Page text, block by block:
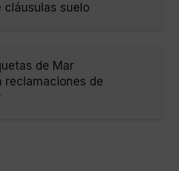
cláusulas suelo
de Mar
reclamaciones de